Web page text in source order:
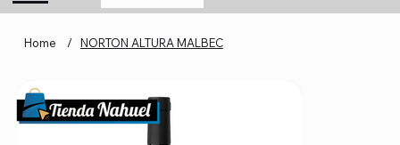
Home / NORTON ALTURA MALBEC